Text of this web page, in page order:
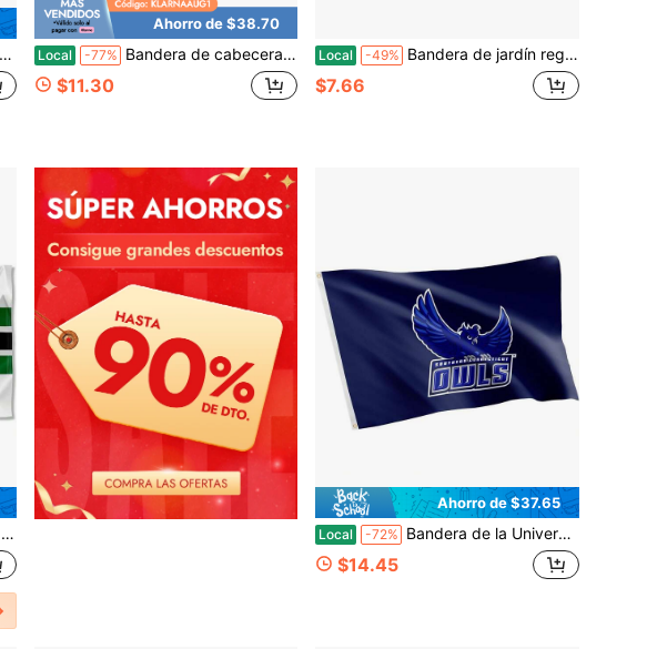
Ahorro de $38.70
Local -77% Bandera de cabecera impresa WinCraft Philadelphia Phillies 3x5.
$11.30
Local -49% Bandera de jardín regalo de la abuela, estilo vertical, dos tamaños, bandera de patio de vacaciones de verano regalo de la abuela, decoración exterior, 12.5x18 pulgadas
$7.66
Ahorro de $37.65
Local -72% Bandera de la Universidad Estatal del Sur del Desierto SCSU - 3 X 5 Pies Pancarta de Búhos, Tela Duradera para Interiores y Exteriores, Diseño 100% Poliéster (Estilo 1)
$14.45